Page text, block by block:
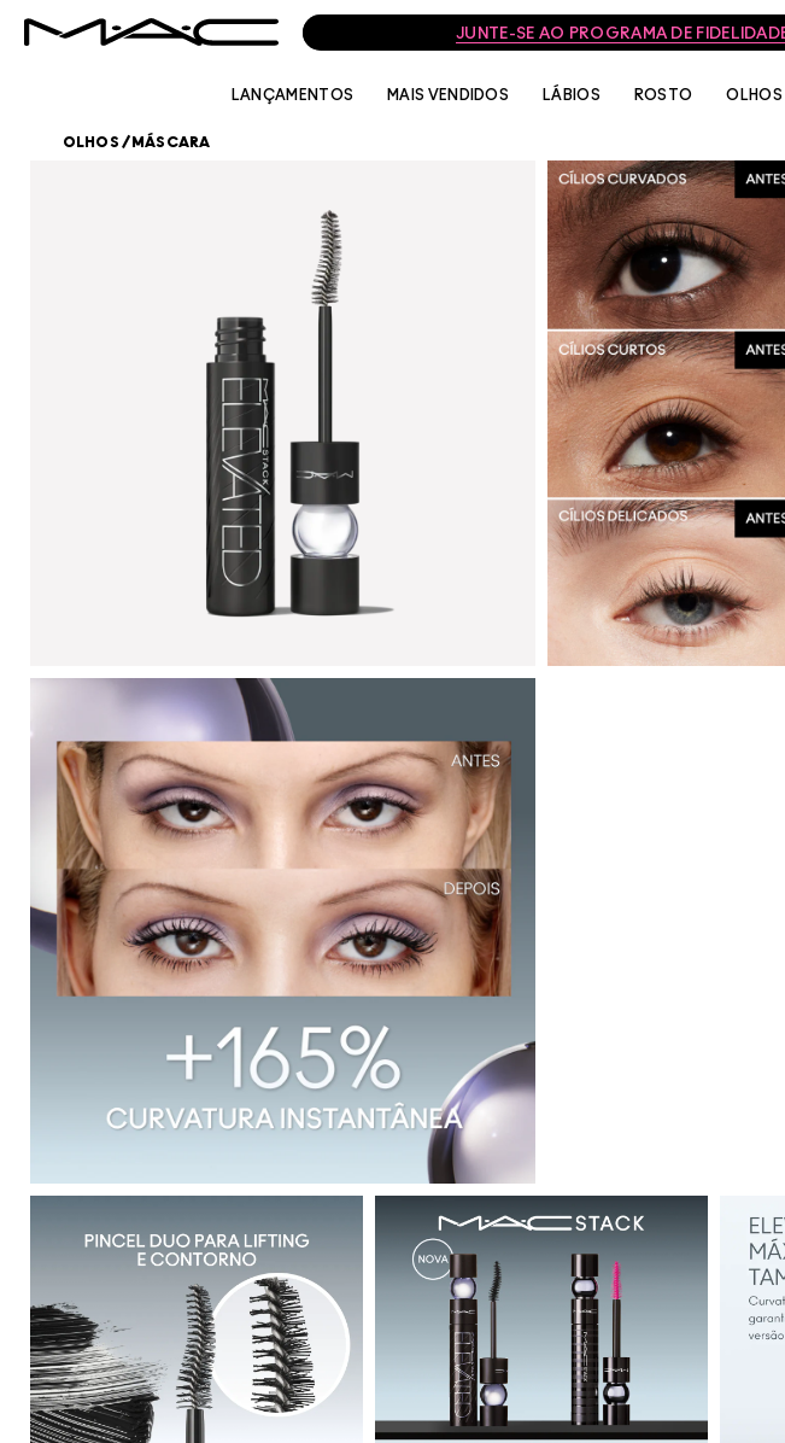
FRETE GRÁTIS NAS
LANÇAMENTOS MAIS VENDIDOS LÁBIOS ROSTO OLHOS
OLHOS / MÁSCARA